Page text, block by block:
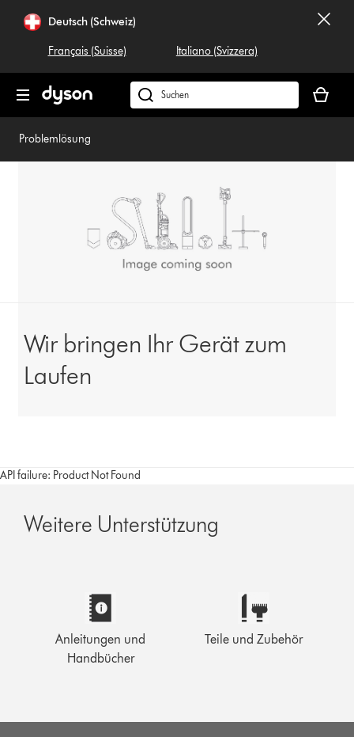
überspringenDeutsch (Schweiz)
Français (Suisse) Italiano (Svizzera)
Dyson.ch
durchsuchen
ist
Problemlösung
Wir bringen Ihr Gerät zum
Laufen
API failure: Product Not Found
Weitere Unterstützung
Anleitungen und
Handbücher
Teile und Zubehör